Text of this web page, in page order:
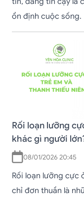
ổn định cuộc sống.
Rối loạn lưỡng
khác gì người
08/01/2026 20:45
Rối loạn lưỡng cực
chỉ đơn thuần là